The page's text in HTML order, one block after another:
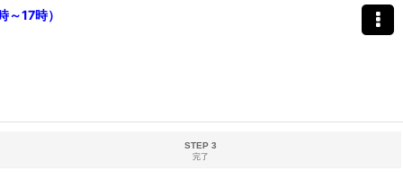
～17時）
STEP 3
完了